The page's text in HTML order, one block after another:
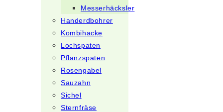
Messerhäcksler
Handerdbohrer
Kombihacke
Lochspaten
Pflanzspaten
Rosengabel
Sauzahn
Sichel
Sternfräse